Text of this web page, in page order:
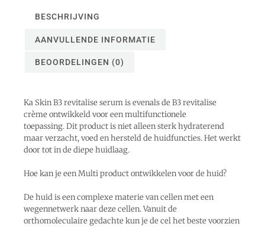
BESCHRIJVING
AANVULLENDE INFORMATIE
BEOORDELINGEN (0)
Ka Skin B3 revitalise serum is evenals de B3 revitalise
crème ontwikkeld voor een multifunctionele
toepassing. Dit product is niet alleen sterk hydraterend
maar verzacht, voed en hersteld de huidfuncties. Het werkt
door tot in de diepe huidlaag.
Hoe kan je een Multi product ontwikkelen voor de huid?
De huid is een complexe materie van cellen met een
wegennetwerk naar deze cellen. Vanuit de
orthomoleculaire gedachte kun je de cel het beste voorzien